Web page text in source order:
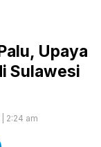
Upaya
Sulawesi
2:24 am